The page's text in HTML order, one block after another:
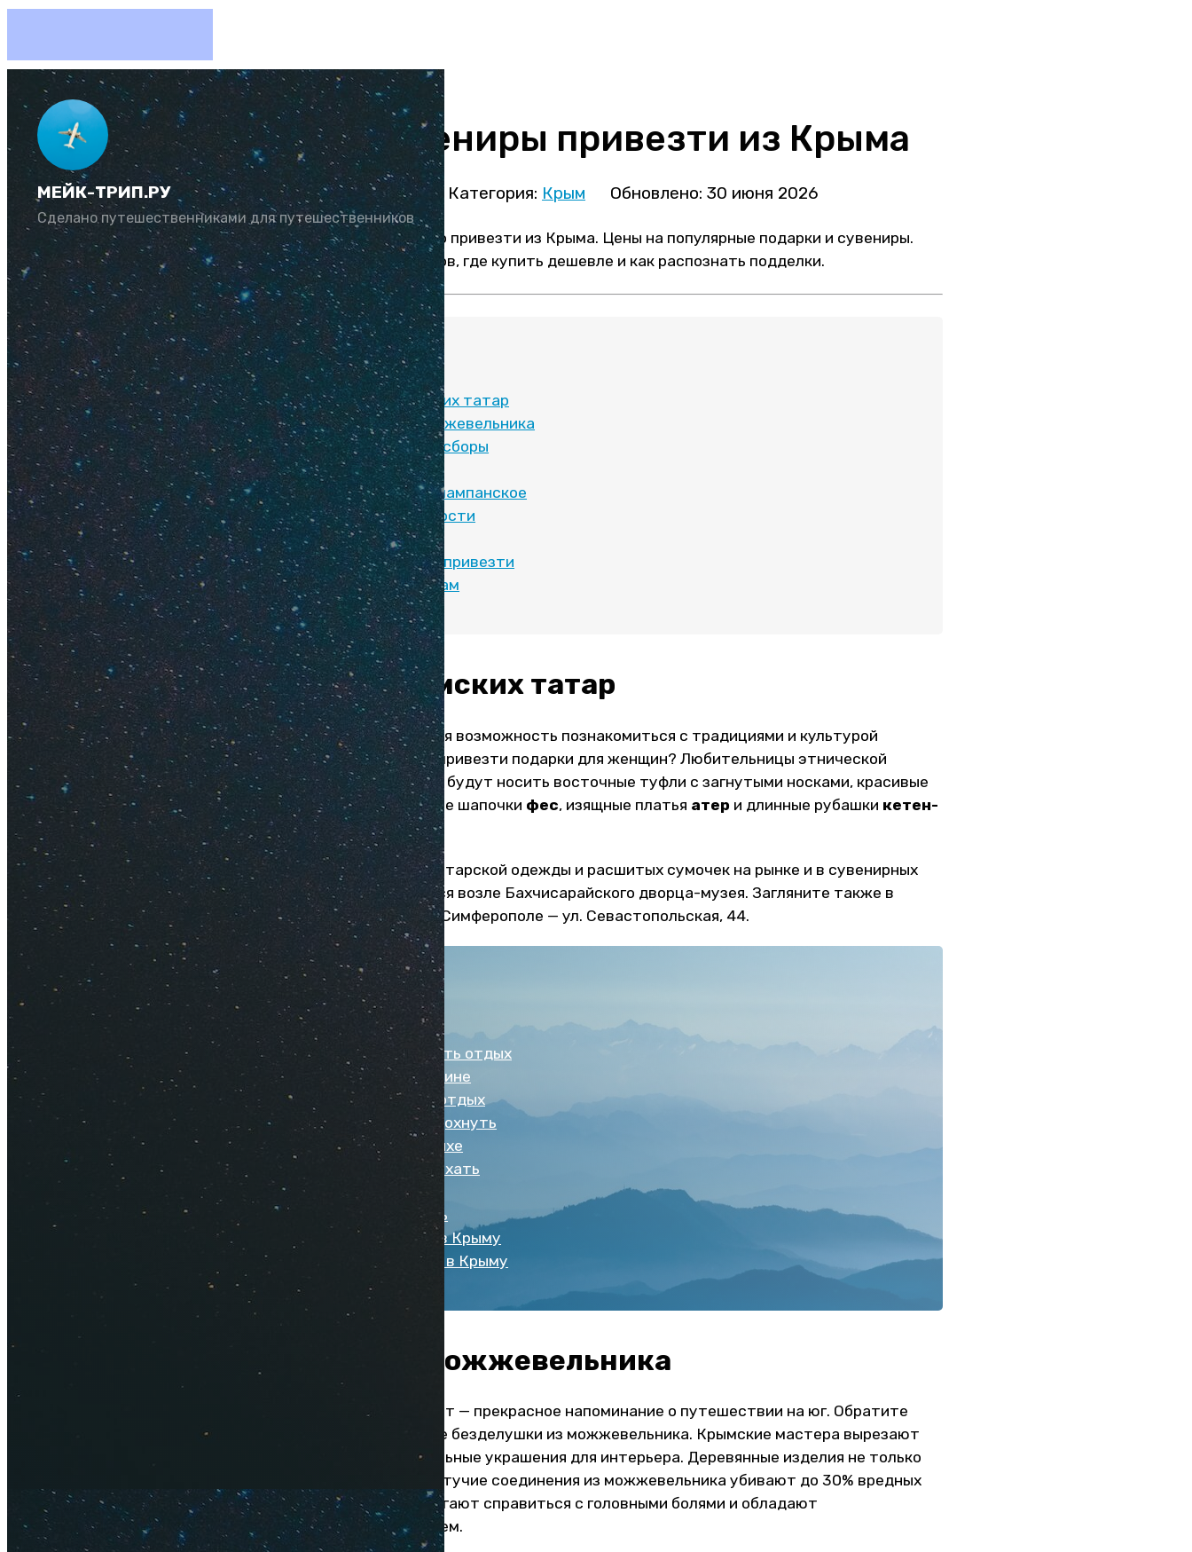
МЕЙК-ТРИП.РУ
Сделано путешественниками для путешественников
Какие сувениры привезти из Крыма
Автор: Юлия Козлова Категория: Крым Обновлено: 30 июня 2026
Рассказываем, что можно привезти из Крыма. Цены на популярные подарки и сувениры.
Советы и отзывы туристов, где купить дешевле и как распознать подделки.
Содержание:
Одежда крымских татар
Поделки из можжевельника
Травяные чаи и сборы
Эфирные масла
Вино, коньяк и шампанское
Крымские сладости
Картины
Что еще можно привезти
Советы туристам
Одежда крымских татар
Поездка в Крым — хорошая возможность познакомиться с традициями и культурой
крымских татар. Хотите привезти подарки для женщин? Любительницы этнической
одежды с удовольствием будут носить восточные туфли с загнутыми носками, красивые
кожаные ремни, бархатные шапочки фес, изящные платья атер и длинные рубашки кетен-
кольмек
Совет
. Большой выбор татарской одежды и расшитых сумочек на рынке и в сувенирных
лавках, которые находятся возле Бахчисарайского дворца-музея. Загляните также в
магазин
"Терджиман" в Симферополе — ул. Севастопольская, 44.
Важное про Крым!
Как добраться
Как спланировать отдых
Поездка на машине
Сколько стоит отдых
Как дешево отдохнуть
Отзывы об отдыхе
Где лучше отдыхать
Лучшие пляжи
Что посмотреть
Плюсы отдыха в Крыму
Минусы отдыха в Крыму
Поделки из можжевельника
Чарующий хвойный аромат — прекрасное напоминание о путешествии на юг. Обратите
внимание на ремесленные безделушки из можжевельника. Крымские мастера вырезают
утилитарные вещи и стильные украшения для интерьера. Деревянные изделия не только
красивы, но и полезны. Летучие соединения из можжевельника убивают до 30% вредных
микробов в воздухе, помогают справиться с головными болями и обладают
успокаивающим действием.